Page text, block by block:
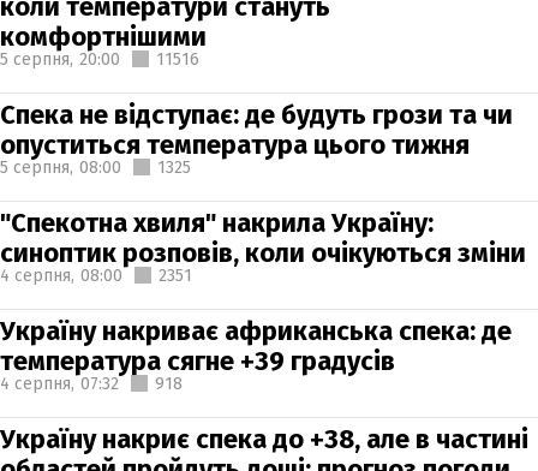
комфортнішими
5 серпня, 20:00 11516
Спека не відступає: де будуть грози та чи
опуститься температура цього тижня
5 серпня, 08:00 1325
"Спекотна хвиля" накрила Україну:
синоптик розповів, коли очікуються зміни
4 серпня, 08:00 2351
Україну накриває африканська спека: де
температура сягне +39 градусів
4 серпня, 07:32 918
Україну накриє спека до +38, але в частині